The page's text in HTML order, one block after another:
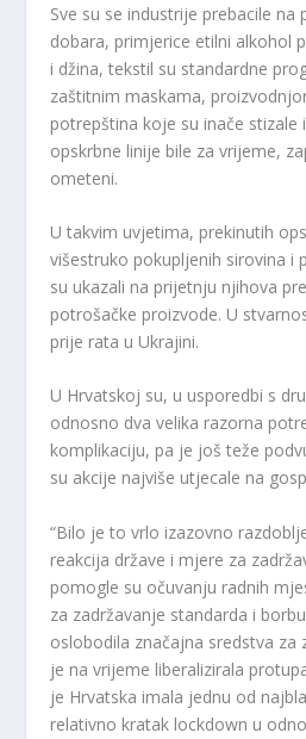
Sve su se industrije prebacile
dobara, primjerice etilni alkohol
i džina, tekstil su standardne
zaštitnim maskama,
potrepština koje su inače stizale
opskrbne linije bile za vrijeme,
ometeni.
U takvim uvjetima, prekinutih
višestruko pokupljenih sirovina i
su ukazali na prijetnju njihova
potrošačke proizvode. U
prije rata u Ukrajini.
U Hrvatskoj su, u usporedbi s
odnosno dva velika razorna
komplikaciju, pa je još teže
su akcije najviše utjecale na
“Bilo je to vrlo izazovno
reakcija države i mjere za
pomogle su očuvanju radnih
za zadržavanje standarda i
oslobodila značajna sredstva za
je na vrijeme liberalizirala
je Hrvatska imala jednu od
relativno kratak lockdown u